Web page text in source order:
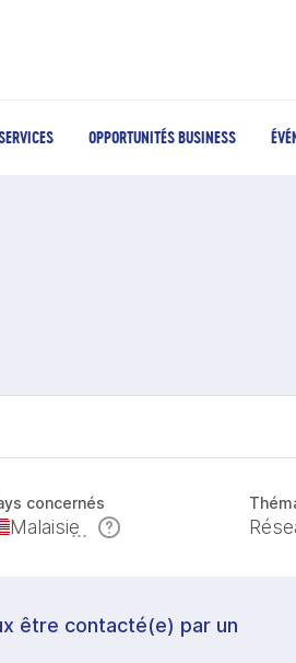
OPPORTUNITÉS BUSINESS
concernés
Malaisie
être contacté(e) par un